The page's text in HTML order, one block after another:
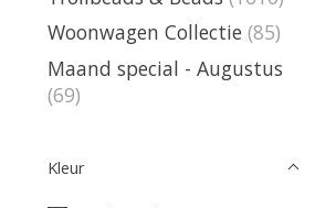
Woonwagen Collectie (85)
Maand special - Augustus
(69)
Kleur